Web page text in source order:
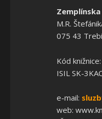
M.R.
075 43
Kód knižnice:
ISIL SK-
e-mail:
web: